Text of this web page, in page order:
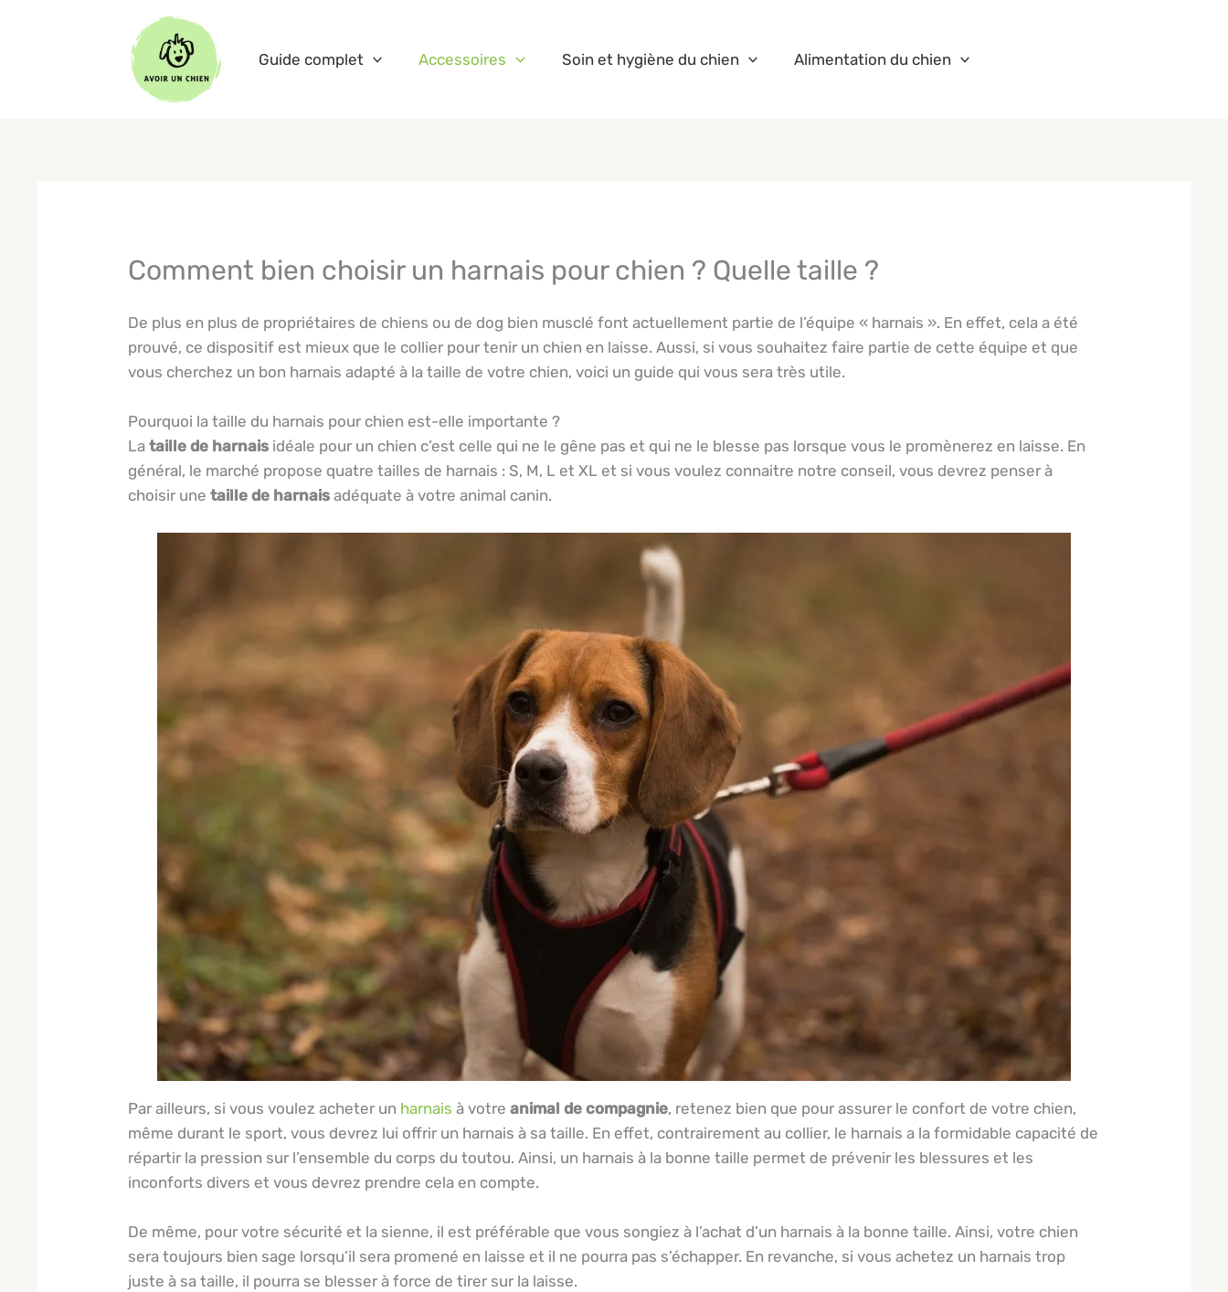
Guide complet Accessoires Soin et hygiène du chien Alimentation du chien
Comment bien choisir un harnais pour chien ? Quelle taille ?
De plus en plus de propriétaires de chiens ou de dog bien musclé font actuellement partie de l’équipe « harnais ». En effet, cela a été
prouvé, ce dispositif est mieux que le collier pour tenir un chien en laisse. Aussi, si vous souhaitez faire partie de cette équipe et que
vous cherchez un bon harnais adapté à la taille de votre chien, voici un guide qui vous sera très utile.
Pourquoi la taille du harnais pour chien est-elle importante ?
La taille de harnais idéale pour un chien c’est celle qui ne le gêne pas et qui ne le blesse pas lorsque vous le promènerez en laisse. En
général, le marché propose quatre tailles de harnais : S, M, L et XL et si vous voulez connaitre notre conseil, vous devrez penser à
choisir une taille de harnais adéquate à votre animal canin.
Par ailleurs, si vous voulez acheter un harnais à votre animal de compagnie, retenez bien que pour assurer le confort de votre chien,
même durant le sport, vous devrez lui offrir un harnais à sa taille. En effet, contrairement au collier, le harnais a la formidable capacité de
répartir la pression sur l’ensemble du corps du toutou. Ainsi, un harnais à la bonne taille permet de prévenir les blessures et les
inconforts divers et vous devrez prendre cela en compte.
De même, pour votre sécurité et la sienne, il est préférable que vous songiez à l’achat d’un harnais à la bonne taille. Ainsi, votre chien
sera toujours bien sage lorsqu’il sera promené en laisse et il ne pourra pas s’échapper. En revanche, si vous achetez un harnais trop
juste à sa taille, il pourra se blesser à force de tirer sur la laisse.